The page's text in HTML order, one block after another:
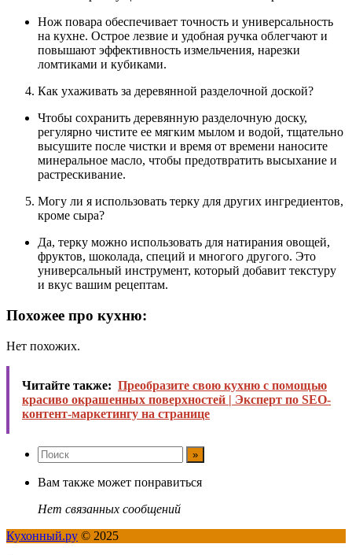
Нож повара обеспечивает точность и универсальность
на кухне. Острое лезвие и удобная ручка облегчают и
повышают эффективность измельчения, нарезки
ломтиками и кубиками.
Как ухаживать за деревянной разделочной доской?
Чтобы сохранить деревянную разделочную доску,
регулярно чистите ее мягким мылом и водой, тщательно
высушите после чистки и время от времени наносите
минеральное масло, чтобы предотвратить высыхание и
растрескивание.
Могу ли я использовать терку для других ингредиентов,
кроме сыра?
Да, терку можно использовать для натирания овощей,
фруктов, шоколада, специй и многого другого. Это
универсальный инструмент, который добавит текстуру
и вкус вашим рецептам.
Похожее про кухню:
Нет похожих.
Читайте также: Преобразите свою кухню с помощью
красиво окрашенных поверхностей | Эксперт по SEO-
контент-маркетингу на странице
Вам также может понравиться
Нет связанных сообщений
Кухонный.ру © 2025